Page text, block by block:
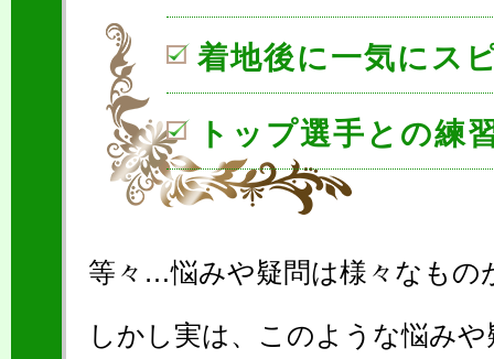
着地後に一気にス
トップ選手との練
等々…悩みや疑問は様々なもの
しかし実は、このような悩みや